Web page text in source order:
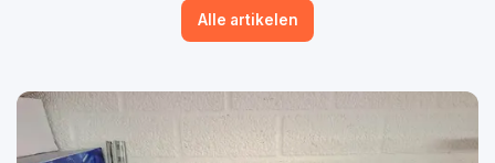
Alle artikelen